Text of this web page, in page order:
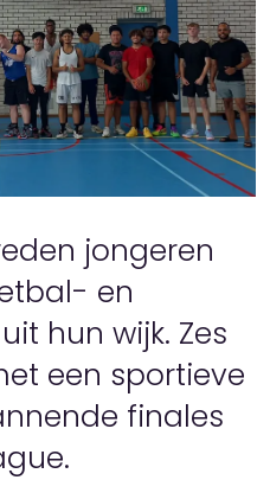
jongeren
en
hun wijk. Zes
een sportieve
finales